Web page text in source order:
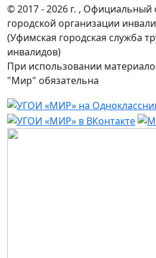
© 2017 - 2026 г. , Официальный
городской организации
(Уфимская городская служба
инвалидов)
При использовании
"Мир" обязательна